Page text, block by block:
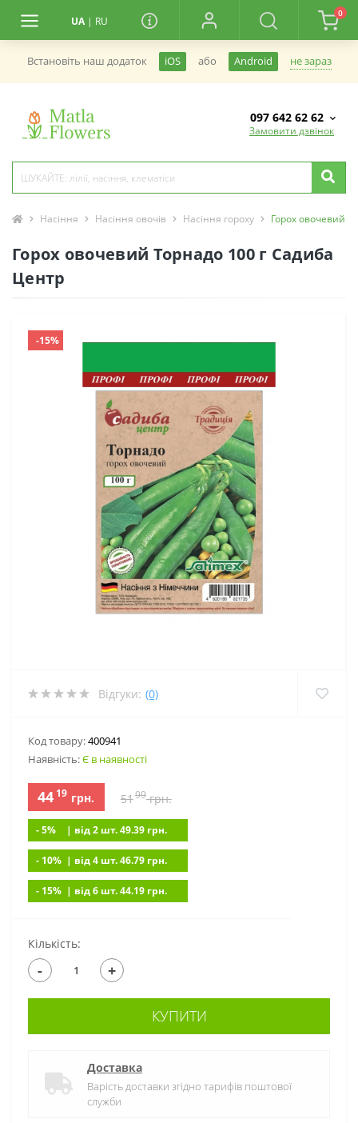
UA | RU
0
Встановiть наш додаток iOS або Android не зараз
097 642 62 62
Замовити дзвінок
Насіння Насіння овочів Насіння гороху Горох овочевий
Горох овочевий Торнадо 100 г Садиба
Центр
-15%
Відгуки: (0)
Код товару:400941
Наявність:Є в наявності
44 19 грн. 5199грн.
- 5% | вiд 2 шт. 49.39 грн.
- 10% | вiд 4 шт. 46.79 грн.
- 15% | вiд 6 шт. 44.19 грн.
Кількість:
- +
КУПИТИ
Доставка
Варість доставки згідно тарифів поштової
служби